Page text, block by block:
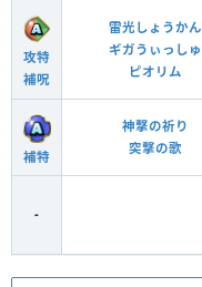
攻特
補呪
雷光しょうかん
ギガうぃっしゅ
ピオリム
補特
神撃の祈り
突撃の歌
-